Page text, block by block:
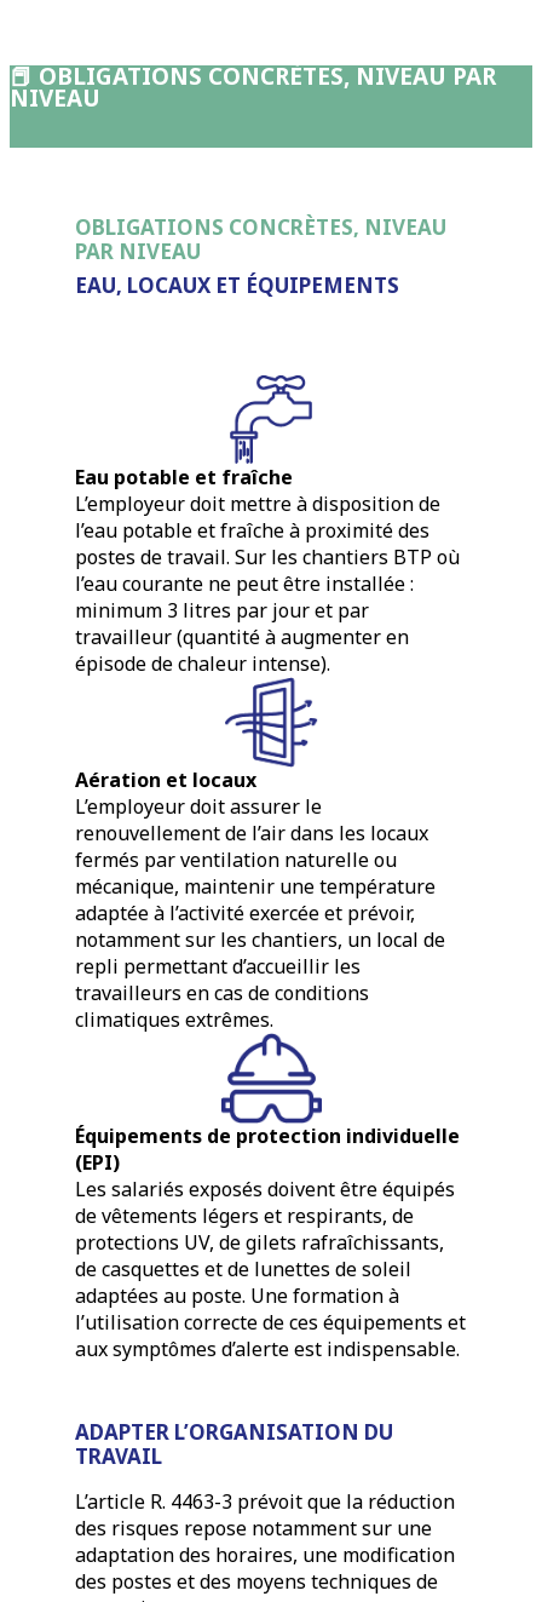
📕 OBLIGATIONS CONCRÈTES, NIVEAU PAR
NIVEAU
OBLIGATIONS CONCRÈTES, NIVEAU
PAR NIVEAU
EAU, LOCAUX ET ÉQUIPEMENTS
Eau potable et fraîche
L’employeur doit mettre à disposition de
l’eau potable et fraîche à proximité des
postes de travail. Sur les chantiers BTP où
l’eau courante ne peut être installée :
minimum 3 litres par jour et par
travailleur (quantité à augmenter en
épisode de chaleur intense).
Aération et locaux
L’employeur doit assurer le
renouvellement de l’air dans les locaux
fermés par ventilation naturelle ou
mécanique, maintenir une température
adaptée à l’activité exercée et prévoir,
notamment sur les chantiers, un local de
repli permettant d’accueillir les
travailleurs en cas de conditions
climatiques extrêmes.
Équipements de protection individuelle
(EPI)
Les salariés exposés doivent être équipés
de vêtements légers et respirants, de
protections UV, de gilets rafraîchissants,
de casquettes et de lunettes de soleil
adaptées au poste. Une formation à
l’utilisation correcte de ces équipements et
aux symptômes d’alerte est indispensable.
ADAPTER L’ORGANISATION DU
TRAVAIL
L’article R. 4463-3 prévoit que la réduction
des risques repose notamment sur une
adaptation des horaires, une modification
des postes et des moyens techniques de